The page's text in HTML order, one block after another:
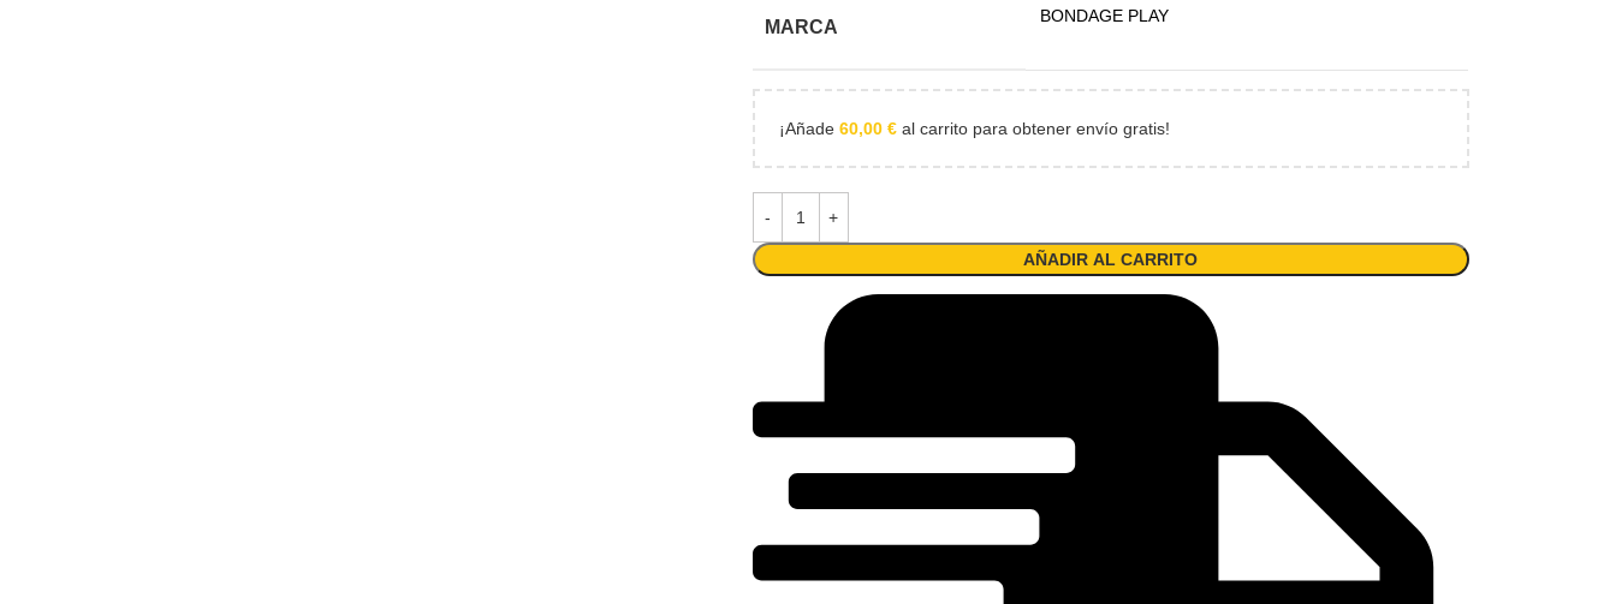
MARCA
BONDAGE PLAY
¡Añade 60,00 €al carrito para obtener envío gratis!
AÑADIR AL CARRITO